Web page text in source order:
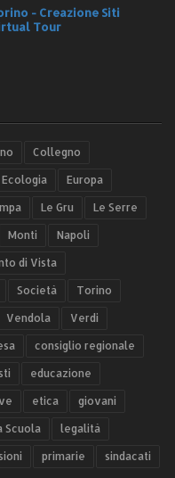
- Creazione Siti
Tour
Collegno
Ecologia Europa
Le Gru Le Serre
Monti Napoli
di Vista
Società Torino
Vendola Verdi
consiglio regionale
educazione
etica giovani
Scuola legalità
primarie sindacati